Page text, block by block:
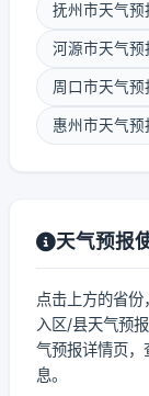
抚州市天气预
河源市天气预
周口市天气预
惠州市天气预
天气预报
点击上方的省
入区/县天气预
气预报详情页，
息。